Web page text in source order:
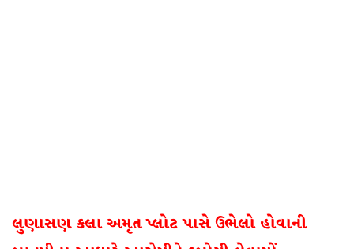
લુણાસણ કલા અમૃત પ્લોટ પાસે ઉભેલો હોવાની